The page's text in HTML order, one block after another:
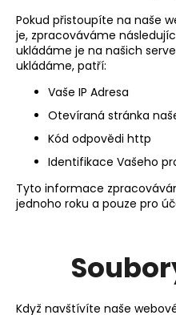
Pokud přistoupíte na naše
je, zpracováváme
ukládáme je na našich
ukládáme, patří:
Vaše IP Adresa
Otevíraná stránka
Kód odpovědi http
Identifikace Vašeho
Tyto informace
jednoho roku a pouze pro
Když navštívíte naše